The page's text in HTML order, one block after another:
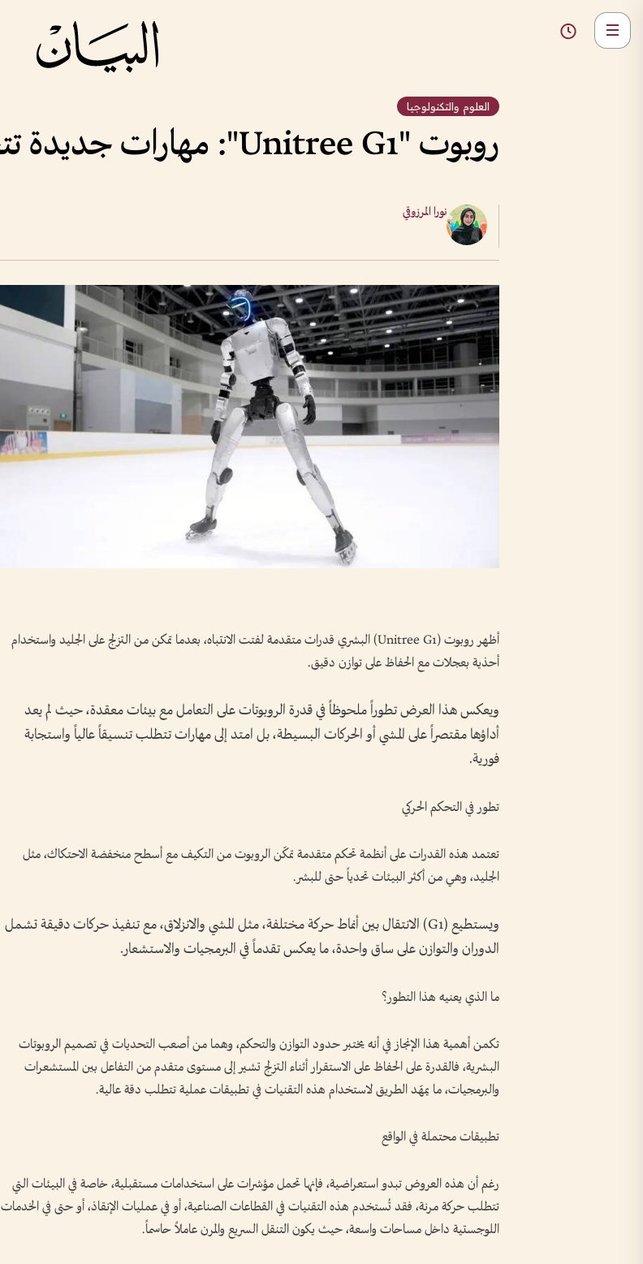
العلوم والتكنولوجيا
روبوت "Unitree G1": مهارات جديدة تتجاوز المشي
نورا المرزوقي
أظهر روبوت (Unitree G1) البشري قدرات متقدمة لفتت الانتباه، بعدما تمكن من التزلج على الجليد واستخدام
أحذية بعجلات مع الحفاظ على توازن دقيق.
ويعكس هذا العرض تطوراً ملحوظاً في قدرة الروبوتات على التعامل مع بيئات معقدة، حيث لم يعد
أداؤها مقتصراً على المشي أو الحركات البسيطة، بل امتد إلى مهارات تتطلب تنسيقاً عالياً واستجابة
فورية.
تطور في التحكم الحركي
تعتمد هذه القدرات على أنظمة تحكم متقدمة تمكّن الروبوت من التكيف مع أسطح منخفضة الاحتكاك، مثل
الجليد، وهي من أكثر البيئات تحدياً حتى للبشر.
ويستطيع (G1) الانتقال بين أنماط حركة مختلفة، مثل المشي والانزلاق، مع تنفيذ حركات دقيقة تشمل
الدوران والتوازن على ساق واحدة، ما يعكس تقدماً في البرمجيات والاستشعار.
ما الذي يعنيه هذا التطور؟
تكمن أهمية هذا الإنجاز في أنه يختبر حدود التوازن والتحكم، وهما من أصعب التحديات في تصميم الروبوتات
البشرية، فالقدرة على الحفاظ على الاستقرار أثناء التزلج تشير إلى مستوى متقدم من التفاعل بين المستشعرات
والبرمجيات، ما يمهّد الطريق لاستخدام هذه التقنيات في تطبيقات عملية تتطلب دقة عالية.
تطبيقات محتملة في الواقع
رغم أن هذه العروض تبدو استعراضية، فإنها تحمل مؤشرات على استخدامات مستقبلية، خاصة في البيئات التي
تتطلب حركة مرنة، فقد تُستخدم هذه التقنيات في القطاعات الصناعية، أو في عمليات الإنقاذ، أو حتى في الخدمات
اللوجستية داخل مساحات واسعة، حيث يكون التنقل السريع والمرن عاملاً حاسماً.